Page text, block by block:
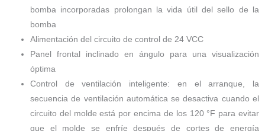
bomba incorporadas prolongan la vida útil del sello de la
bomba
Alimentación del circuito de control de 24 VCC
Panel frontal inclinado en ángulo para una visualización
óptima
Control de ventilación inteligente: en el arranque, la
secuencia de ventilación automática se desactiva cuando el
circuito del molde está por encima de los 120 °F para evitar
que el molde se enfríe después de cortes de energía